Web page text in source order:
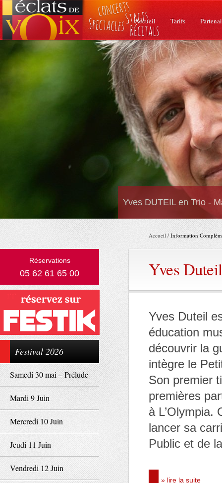
Accueil Tarifs
Yves DUTEIL en Trio -
Réservations
05 62 61 65 00
Festival 2026
Samedi 30 mai – Prélude
Mardi 9 Juin
Mercredi 10 Juin
Jeudi 11 Juin
Vendredi 12 Juin
Accueil /Information
Yves Duteil
Yves Duteil
éducation
découvrir la
intègre le
Son premier
premières
à L’Olympia.
lancer sa
Public et de
» lire la suite